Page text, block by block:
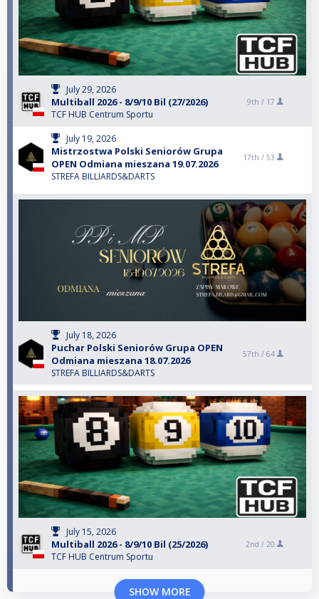
July 29, 2026
Multiball 2026 - 8/9/10 Bil (27/2026)
TCF HUB Centrum Sportu
9th / 17
July 19, 2026
Mistrzostwa Polski Seniorów Grupa
OPEN Odmiana mieszana 19.07.2026
STREFA BILLIARDS&DARTS
17th / 53
July 18, 2026
Puchar Polski Seniorów Grupa OPEN
Odmiana mieszana 18.07.2026
STREFA BILLIARDS&DARTS
57th / 64
July 15, 2026
Multiball 2026 - 8/9/10 Bil (25/2026)
TCF HUB Centrum Sportu
2nd / 20
SHOW MORE